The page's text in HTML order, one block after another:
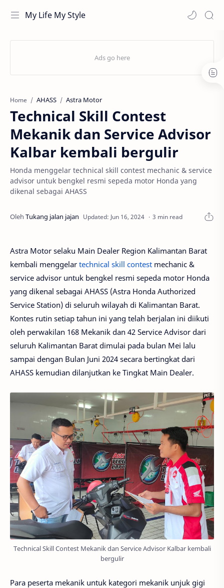
My Life My Style
Home AHASS Astra Motor
Technical Skill Contest
Mekanik dan Service Advisor
Kalbar kembali bergulir
Honda menggelar technical skill contest mechanic & service
advisor untuk bengkel resmi sepeda motor Honda yang
dikenal sebagai AHASS
3 min read
Astra Motor selaku Main Dealer Region Kalimantan Barat
kembali menggelar technical skill contest mechanic &
service advisor untuk bengkel resmi sepeda motor Honda
yang dikenal sebagai AHASS (Astra Honda Authorized
Service Station) di seluruh wilayah di Kalimantan Barat.
Kontes rutin setiap tahun ini yang telah berjalan ini diikuti
oleh perwakilan 168 Mekanik dan 42 Service Advisor dari
seluruh Kalimantan Barat dimulai pada bulan Mei lalu
sampai dengan Bulan Juni 2024 secara bertingkat dari
AHASS kemudian dilanjutkan ke Tingkat Main Dealer.
Technical Skill Contest Mekanik dan Service Advisor Kalbar kembali
bergulir
Para peserta mekanik untuk kategori mekanik unjuk gigi